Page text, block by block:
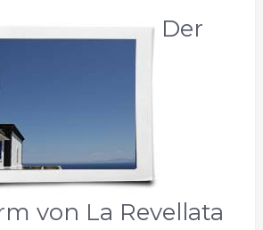
Der
von La Revellata